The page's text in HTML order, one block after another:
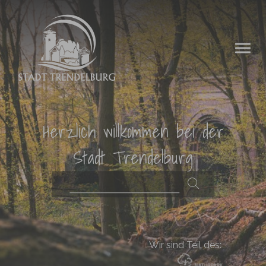
Zum Hauptinhalt springen
Herzlich willkommen bei der
Stadt Trendelburg
Wir sind Teil des: